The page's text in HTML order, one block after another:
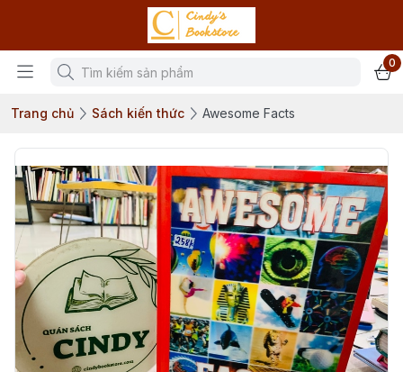
0
Trang chủ Sách kiến thức Awesome Facts